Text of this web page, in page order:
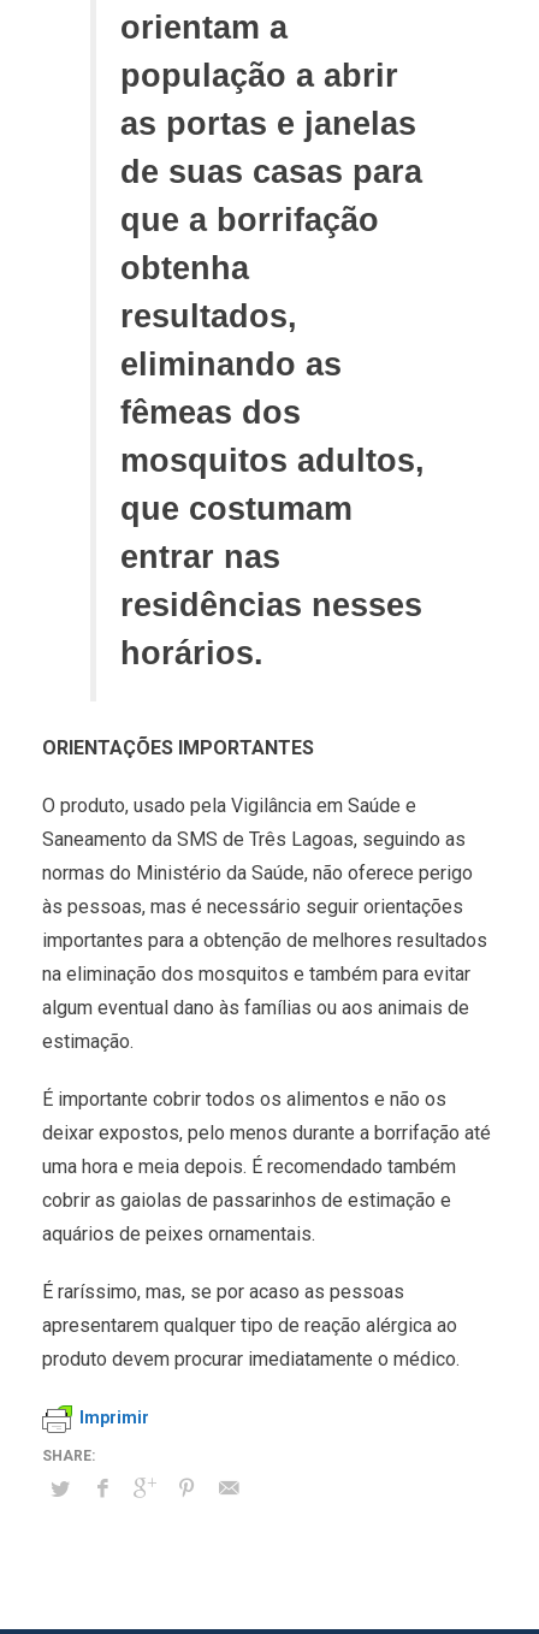
orientam a
população a abrir
as portas e janelas
de suas casas para
que a borrifação
obtenha
resultados,
eliminando as
fêmeas dos
mosquitos adultos,
que costumam
entrar nas
residências nesses
horários.
ORIENTAÇÕES IMPORTANTES
O produto, usado pela Vigilância em Saúde e
Saneamento da SMS de Três Lagoas, seguindo as
normas do Ministério da Saúde, não oferece perigo
às pessoas, mas é necessário seguir orientações
importantes para a obtenção de melhores resultados
na eliminação dos mosquitos e também para evitar
algum eventual dano às famílias ou aos animais de
estimação.
É importante cobrir todos os alimentos e não os
deixar expostos, pelo menos durante a borrifação até
uma hora e meia depois. É recomendado também
cobrir as gaiolas de passarinhos de estimação e
aquários de peixes ornamentais.
É raríssimo, mas, se por acaso as pessoas
apresentarem qualquer tipo de reação alérgica ao
produto devem procurar imediatamente o médico.
Imprimir